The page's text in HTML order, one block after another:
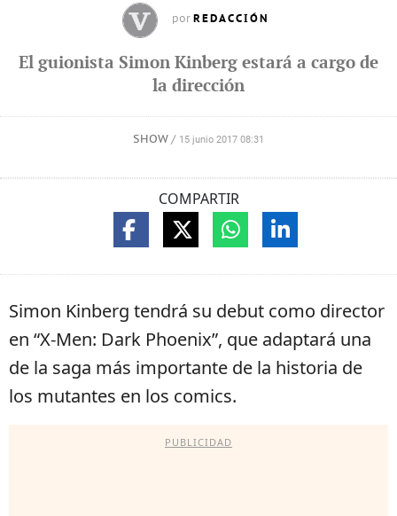
por REDACCIÓN
El guionista Simon Kinberg estará a cargo de
la dirección
SHOW / 15 junio 2017 08:31
COMPARTIR
Simon Kinberg tendrá su debut como director
en “X-Men: Dark Phoenix”, que adaptará una
de la saga más importante de la historia de
los mutantes en los comics.
PUBLICIDAD